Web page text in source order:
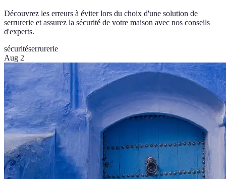
Découvrez les erreurs à éviter lors du choix d'une solution de
serrurerie et assurez la sécurité de votre maison avec nos conseils
d'experts.
sécuritéserrurerie
Aug 2